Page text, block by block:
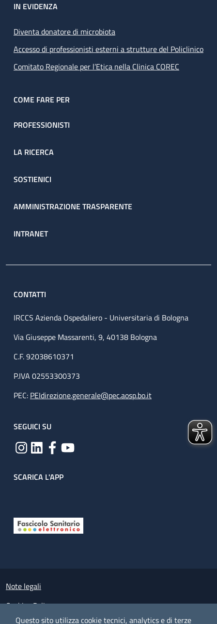
Questo sito utilizza cookie tecnici, analytics e di terze
IN EVIDENZA
Diventa donatore di microbiota
Accesso di professionisti esterni a strutture del Policlinico
Comitato Regionale per l’Etica nella Clinica COREC
COME FARE PER
PROFESSIONISTI
LA RICERCA
SOSTIENICI
AMMINISTRAZIONE TRASPARENTE
INTRANET
CONTATTI
IRCCS Azienda Ospedaliero - Universitaria di Bologna
Via Giuseppe Massarenti, 9, 40138 Bologna
C.F. 92038610371
P.IVA 02553300373
PEC: PEIdirezione.generale@pec.aosp.bo.it
SEGUICI SU
SCARICA L'APP
Small prints
Note legali
Cookies Policy